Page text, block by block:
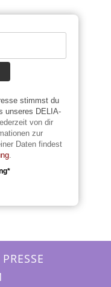
stimmst du
unseres DELIA-
von dir
zur
Daten findest
.
PRESSE